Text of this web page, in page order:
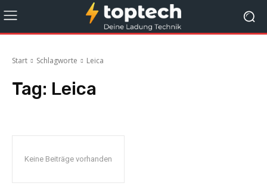
Start Schlagworte Leica
Tag: Leica
Keine Beiträge vorhanden